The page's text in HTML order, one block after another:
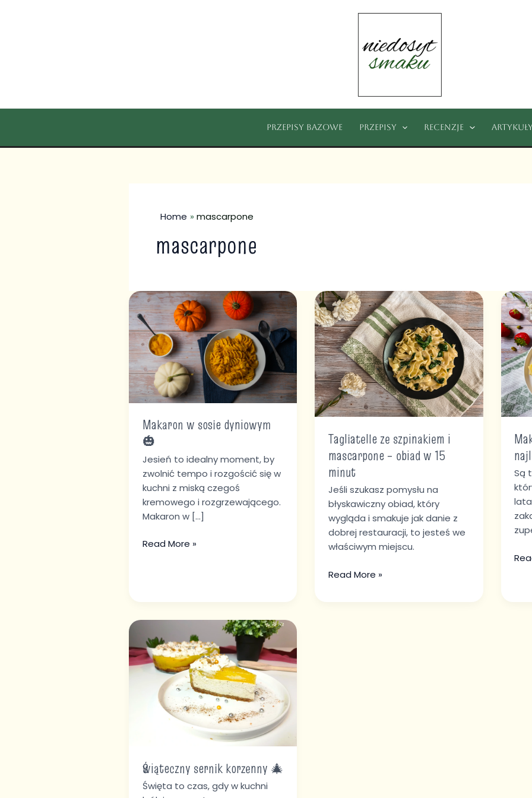
Przepisy bazowe Przepisy Recenzje Artykuły
Home mascarpone
mascarpone
Makaron w sosie dyniowym
🎃
Jesień to idealny moment, by
zwolnić tempo i rozgościć się w
kuchni z miską czegoś
kremowego i rozgrzewającego.
Makaron w […]
Makaron
w
sosie
dyniowym
🎃
Read More »
Tagliatelle ze szpinakiem i
mascarpone – obiad w 15
minut
Jeśli szukasz pomysłu na
błyskawiczny obiad, który
wygląda i smakuje jak danie z
dobrej restauracji, to jesteś we
właściwym miejscu.
Tagliatelle
ze
szpinakiem
i
mascarpone
–
obiad
w
15
Read More »
Są
z
–
🍓
Świąteczny sernik korzenny 🎄
Święta to czas, gdy w kuchni
sernik
korzenny
🎄